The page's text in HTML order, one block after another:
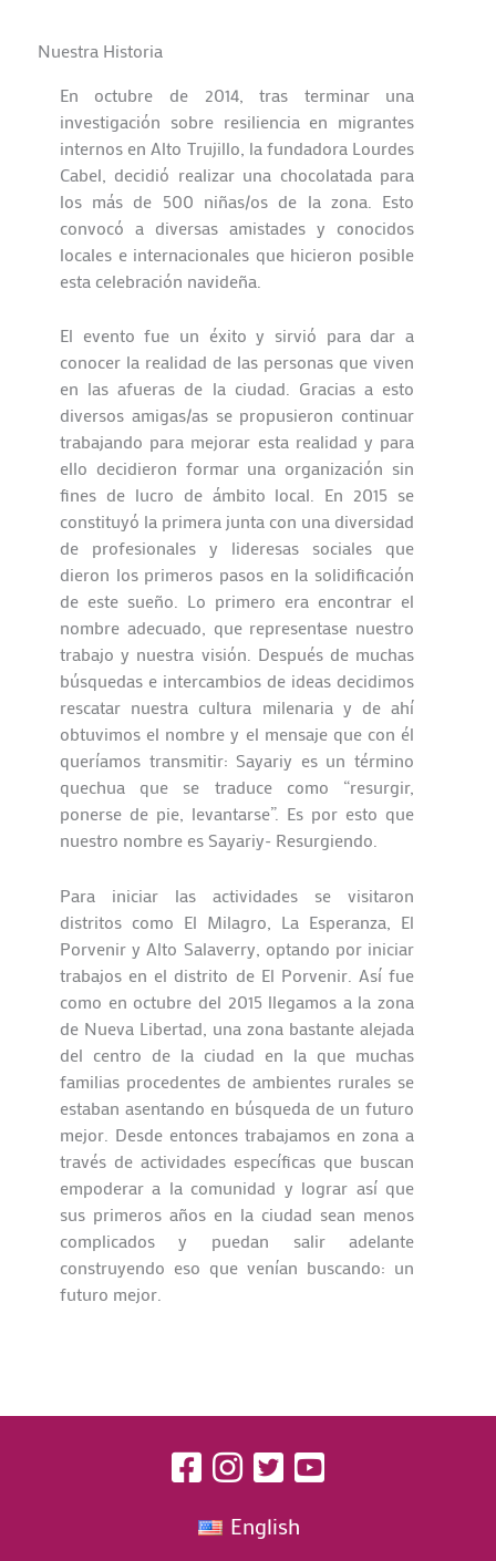
Nuestra Historia
En octubre de 2014, tras terminar una
investigación sobre resiliencia en migrantes
internos en Alto Trujillo, la fundadora Lourdes
Cabel, decidió realizar una chocolatada para
los más de 500 niñas/os de la zona. Esto
convocó a diversas amistades y conocidos
locales e internacionales que hicieron posible
esta celebración navideña.
El evento fue un éxito y sirvió para dar a
conocer la realidad de las personas que viven
en las afueras de la ciudad. Gracias a esto
diversos amigas/as se propusieron continuar
trabajando para mejorar esta realidad y para
ello decidieron formar una organización sin
fines de lucro de ámbito local. En 2015 se
constituyó la primera junta con una diversidad
de profesionales y lideresas sociales que
dieron los primeros pasos en la solidificación
de este sueño. Lo primero era encontrar el
nombre adecuado, que representase nuestro
trabajo y nuestra visión. Después de muchas
búsquedas e intercambios de ideas decidimos
rescatar nuestra cultura milenaria y de ahí
obtuvimos el nombre y el mensaje que con él
queríamos transmitir: Sayariy es un término
quechua que se traduce como “resurgir,
ponerse de pie, levantarse”. Es por esto que
nuestro nombre es Sayariy- Resurgiendo.
Para iniciar las actividades se visitaron
distritos como El Milagro, La Esperanza, El
Porvenir y Alto Salaverry, optando por iniciar
trabajos en el distrito de El Porvenir. Así fue
como en octubre del 2015 llegamos a la zona
de Nueva Libertad, una zona bastante alejada
del centro de la ciudad en la que muchas
familias procedentes de ambientes rurales se
estaban asentando en búsqueda de un futuro
mejor. Desde entonces trabajamos en zona a
través de actividades específicas que buscan
empoderar a la comunidad y lograr así que
sus primeros años en la ciudad sean menos
complicados y puedan salir adelante
construyendo eso que venían buscando: un
futuro mejor.
English